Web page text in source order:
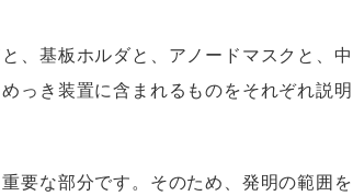
、基板ホルダと、アノードマスクと、中
っき装置に含まれるものをそれぞれ説明
要な部分です。そのため、発明の範囲を